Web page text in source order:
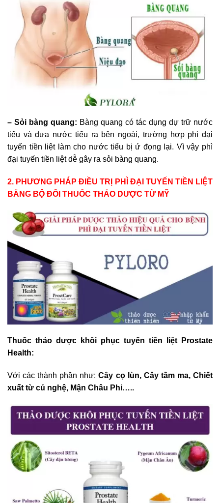
– Sỏi bàng quang: Bàng quang có tác dụng dự trữ nước
tiểu và đưa nước tiểu ra bên ngoài, trường hợp phì đại
tuyến tiền liệt làm cho nước tiểu bị ứ đọng lại. Vì vậy phì
đại tuyến tiền liệt dễ gây ra sỏi bàng quang.
2. PHƯƠNG PHÁP ĐIỀU TRỊ PHÌ ĐẠI TUYẾN TIỀN LIỆT
BẰNG BỘ ĐÔI THUỐC THẢO DƯỢC TỪ MỸ
Thuốc thảo dược khôi phục tuyến tiền liệt Prostate
Health:
Với các thành phần như:Cây cọ lùn, Cây tầm ma, Chiết
xuất từ củ nghệ, Mận Châu Phi…..